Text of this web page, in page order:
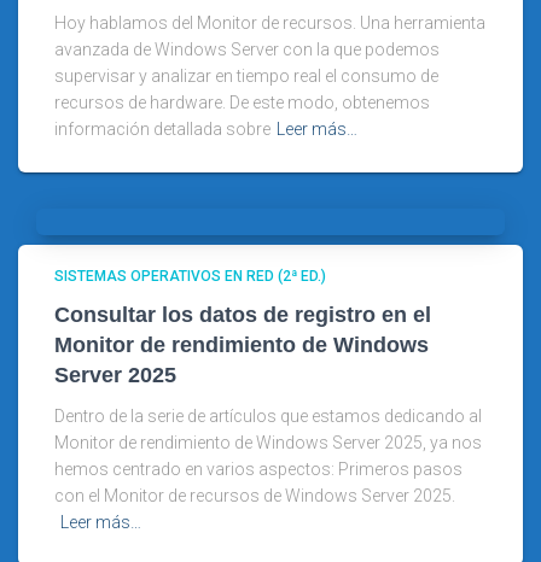
Hoy hablamos del Monitor de recursos. Una herramienta
avanzada de Windows Server con la que podemos
supervisar y analizar en tiempo real el consumo de
recursos de hardware. De este modo, obtenemos
información detallada sobre Leer más…
SISTEMAS OPERATIVOS EN RED (2ª ED.)
Consultar los datos de registro en el
Monitor de rendimiento de Windows
Server 2025
Dentro de la serie de artículos que estamos dedicando al
Monitor de rendimiento de Windows Server 2025, ya nos
hemos centrado en varios aspectos: Primeros pasos
con el Monitor de recursos de Windows Server 2025.
Leer más…